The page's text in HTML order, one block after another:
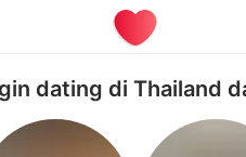
dating di Thailand